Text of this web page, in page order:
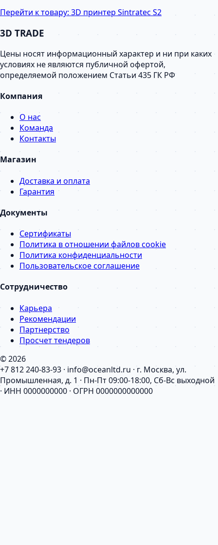
Перейти к товару: 3D принтер Sintratec S2
3D TRADE
Цены носят информационный характер и ни при каких
условиях не являются публичной офертой,
определяемой положением Статьи 435 ГК РФ
Компания
О нас
Команда
Контакты
Магазин
Доставка и оплата
Гарантия
Документы
Сертификаты
Политика в отношении файлов cookie
Политика конфиденциальности
Пользовательское соглашение
Сотрудничество
Карьера
Рекомендации
Партнерство
Просчет тендеров
© 2026
+7 812 240-83-93 · info@oceanltd.ru · г. Москва, ул.
Промышленная, д. 1 · Пн-Пт 09:00-18:00, Сб-Вс выходной
· ИНН 0000000000 · ОГРН 0000000000000